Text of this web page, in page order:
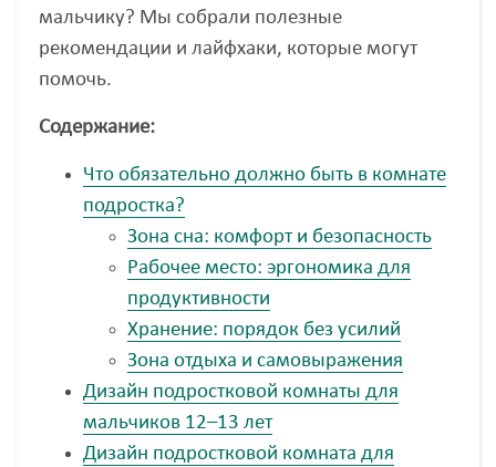
мальчику? Мы собрали полезные
рекомендации и лайфхаки, которые могут
помочь.
Содержание:
Что обязательно должно быть в комнате
подростка?
Зона сна: комфорт и безопасность
Рабочее место: эргономика для
продуктивности
Хранение: порядок без усилий
Зона отдыха и самовыражения
Дизайн подростковой комнаты для
мальчиков 12–13 лет
Дизайн подростковой комната для